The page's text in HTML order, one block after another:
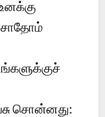
சோதோம்
சொன்னது: